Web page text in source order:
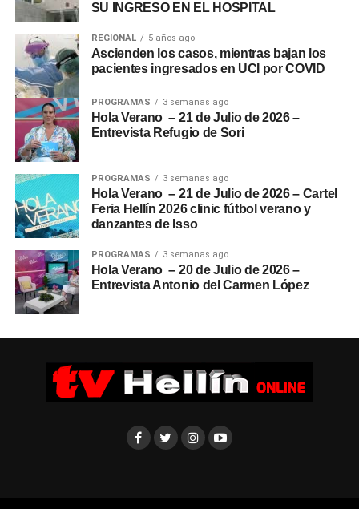
SU INGRESO EN EL HOSPITAL
REGIONAL 5 años ago
Ascienden los casos, mientras bajan los
pacientes ingresados en UCI por COVID
PROGRAMAS 3 semanas ago
Hola Verano – 21 de Julio de 2026 –
Entrevista Refugio de Sori
PROGRAMAS 3 semanas ago
Hola Verano – 21 de Julio de 2026 – Cartel
Feria Hellín 2026 clinic fútbol verano y
danzantes de Isso
PROGRAMAS 3 semanas ago
Hola Verano – 20 de Julio de 2026 –
Entrevista Antonio del Carmen López